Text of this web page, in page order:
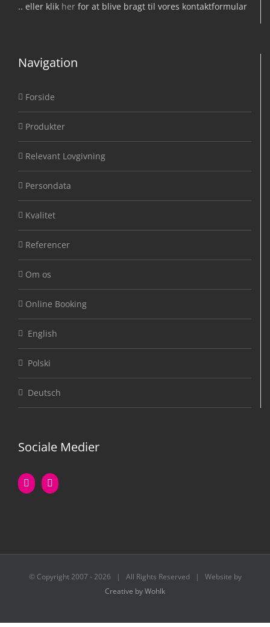
.. eller klik her for at blive bragt til vores kontaktformular
Navigation
Forside
Produkter
Relevant Lovgivning
Persondata
Kvalitet
Referencer
Om os
Online Booking
English
Polski
Deutsch
Sociale Medier
© Copyright 2007 -2026 | All Rights Reserved | Website by
Creative by Wohlk